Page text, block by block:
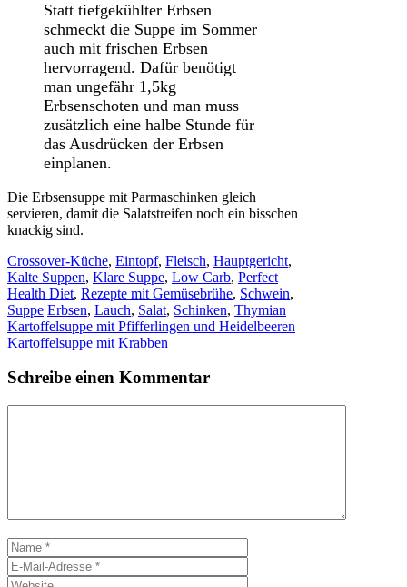
Statt tiefgekühlter Erbsen
schmeckt die Suppe im Sommer
auch mit frischen Erbsen
hervorragend. Dafür benötigt
man ungefähr 1,5kg
Erbsenschoten und man muss
zusätzlich eine halbe Stunde für
das Ausdrücken der Erbsen
einplanen.
Die Erbsensuppe mit Parmaschinken gleich
servieren, damit die Salatstreifen noch ein bisschen
knackig sind.
Kategorien
Crossover-Küche, Eintopf, Fleisch, Hauptgericht,
Kalte Suppen, Klare Suppe, Low Carb, Perfect
Health Diet, Rezepte mit Gemüsebrühe, Schwein,
Suppe Schlagwörter
Erbsen, Lauch, Salat, Schinken, Thymian
Kartoffelsuppe mit Pfifferlingen und Heidelbeeren
Kartoffelsuppe mit Krabben
Schreibe einen Kommentar
Name
Mail-
Adresse